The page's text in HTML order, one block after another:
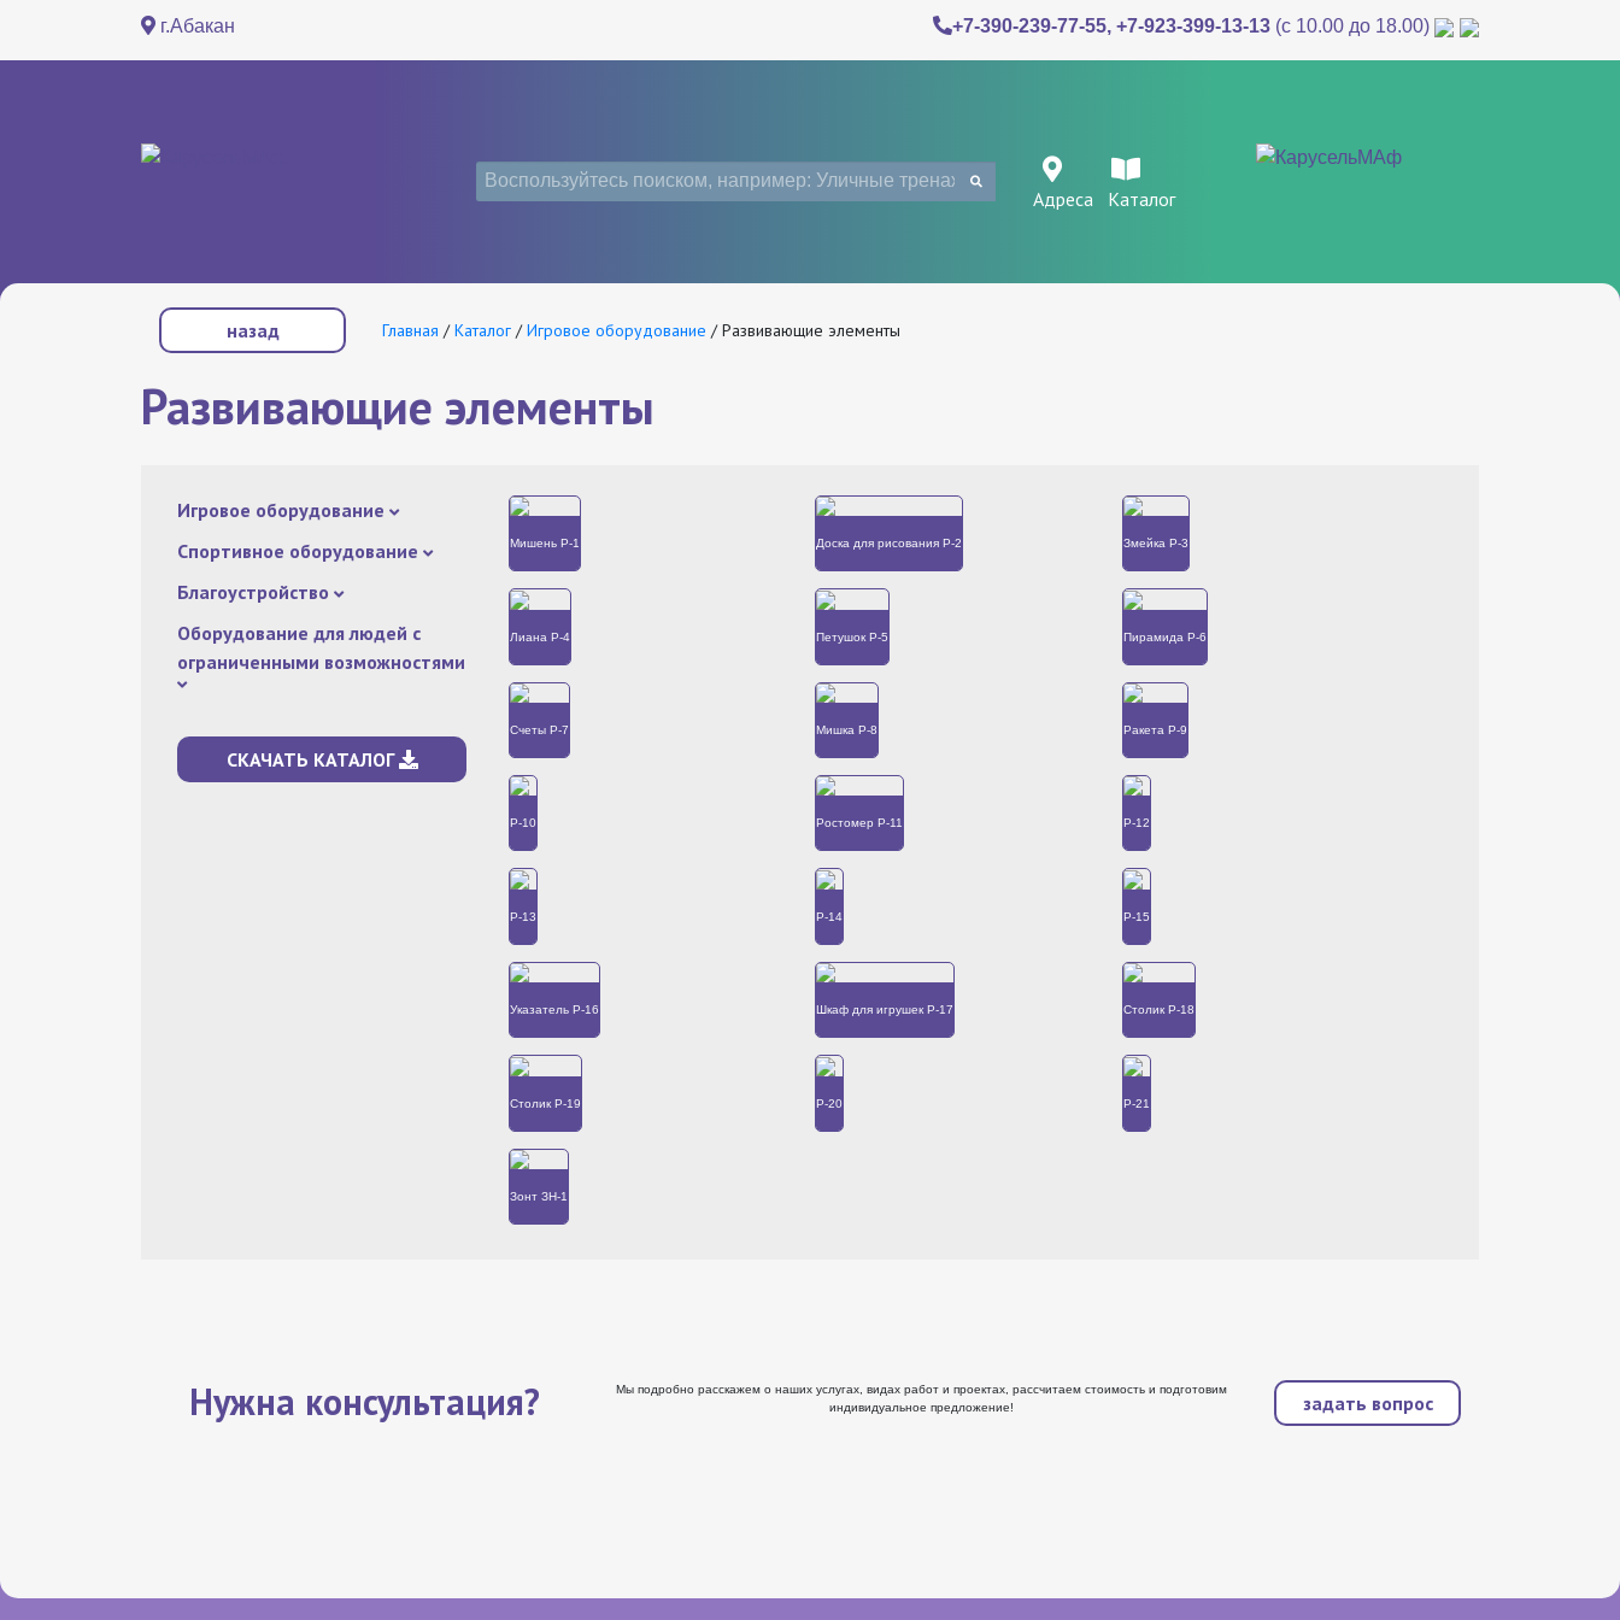
г.Абакан +7-390-239-77-55, +7-923-399-13-13 (c 10.00 до 18.00)
Адреса Каталог
назад Главная /Каталог /Игровое оборудование /Развивающие элементы
Развивающие элементы
Игровое оборудование
Спортивное оборудование
Благоустройство
Оборудование для людей с
ограниченными возможностями
СКАЧАТЬ КАТАЛОГ
Мишень Р-1 Доска для рисования Р-2 Змейка Р-3
Лиана Р-4 Петушок Р-5 Пирамида Р-6
Счеты Р-7 Мишка Р-8 Ракета Р-9
Р-10 Ростомер Р-11 Р-12
Р-13 Р-14 Р-15
Указатель Р-16 Шкаф для игрушек Р-17 Столик Р-18
Столик Р-19 Р-20 Р-21
Зонт ЗН-1
Нужна консультация?
Мы подробно расскажем о наших услугах, видах работ и проектах, рассчитаем стоимость и подготовим
индивидуальное предложение!
задать вопрос